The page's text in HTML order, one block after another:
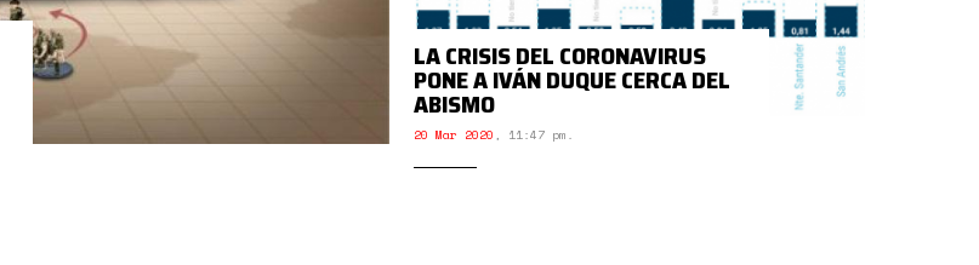
LA CRISIS DEL CORONAVIRUS
PONE A IVÁN DUQUE CERCA DEL
ABISMO
20 Mar 2020 , 11:47 pm.